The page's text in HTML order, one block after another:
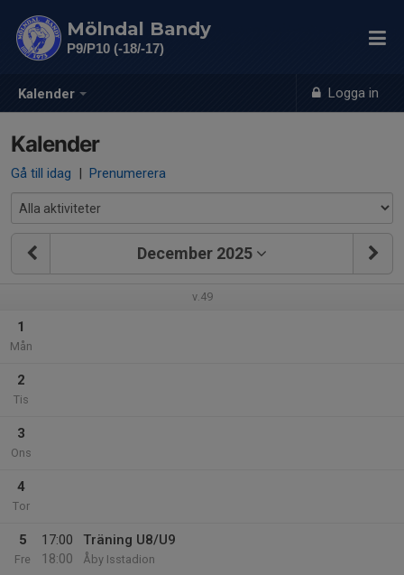
Kalender Logga in
Mölndal Bandy
P9/P10 (-18/-17)
Kalender
Gå till idag | Prenumerera
December 2025
v.49
1
Mån
2
Tis
3
Ons
4
Tor
5
Fre
17:00
18:00
Träning U8/U9
Åby Isstadion